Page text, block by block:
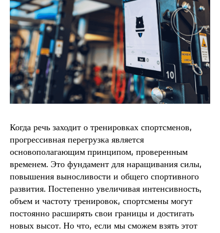
Когда речь заходит о тренировках спортсменов,
прогрессивная перегрузка является
основополагающим принципом, проверенным
временем. Это фундамент для наращивания силы,
повышения выносливости и общего спортивного
развития. Постепенно увеличивая интенсивность,
объем и частоту тренировок, спортсмены могут
постоянно расширять свои границы и достигать
новых высот. Но что, если мы сможем взять этот